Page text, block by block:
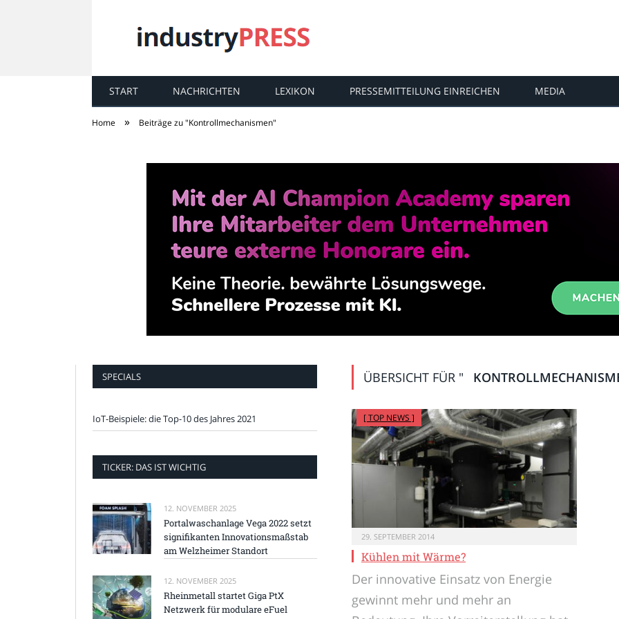
industryPRESS
START NACHRICHTEN LEXIKON PRESSEMITTEILUNG EINREICHEN MEDIA
Home » Beiträge zu "Kontrollmechanismen"
ÜBERSICHT FÜR "
[ TOP NEWS ]
29. SEPTEMBER 2014
Kühlen mit Wärme?
Der innovative Einsatz von Energie
gewinnt mehr und mehr an
SPECIALS
IoT-Beispiele: die Top-10 des Jahres 2021
TICKER: DAS IST WICHTIG
12. NOVEMBER 2025
Portalwaschanlage Vega 2022 setzt
signifikanten Innovationsmaßstab
am Welzheimer Standort
12. NOVEMBER 2025
Rheinmetall startet Giga PtX
Netzwerk für modulare eFuel